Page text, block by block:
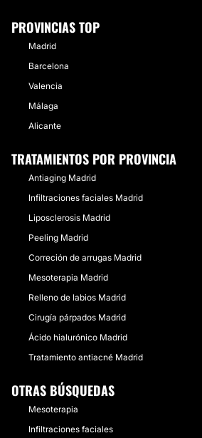
PROVINCIAS TOP
Madrid
Barcelona
Valencia
Málaga
Alicante
TRATAMIENTOS POR PROVINCIA
Antiaging Madrid
Infiltraciones faciales Madrid
Liposclerosis Madrid
Peeling Madrid
Correción de arrugas Madrid
Mesoterapia Madrid
Relleno de labios Madrid
Cirugía párpados Madrid
Ácido hialurónico Madrid
Tratamiento antiacné Madrid
OTRAS BÚSQUEDAS
Mesoterapia
Infiltraciones faciales